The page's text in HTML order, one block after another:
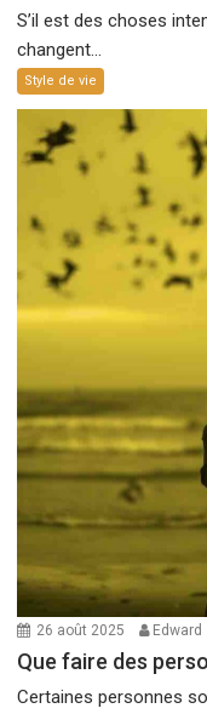
S’il est des choses
changent...
Style de vie
26 août 2025 Edward
Que faire des
Certaines personnes